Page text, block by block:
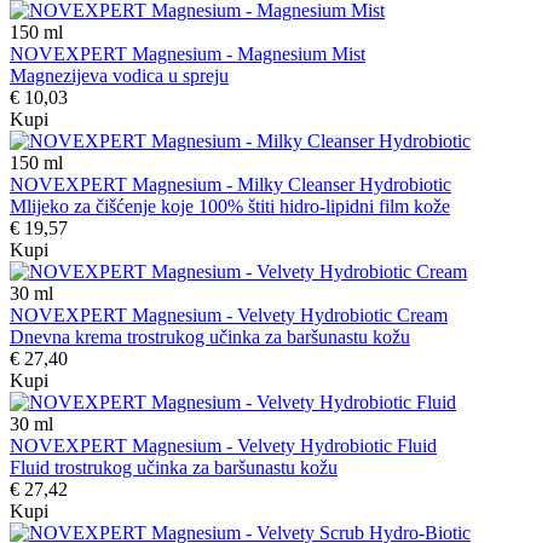
150 ml
NOVEXPERT Magnesium - Magnesium Mist
Magnezijeva vodica u spreju
€ 10,03
Kupi
150 ml
NOVEXPERT Magnesium - Milky Cleanser Hydrobiotic
Mlijeko za čišćenje koje 100% štiti hidro-lipidni film kože
€ 19,57
Kupi
30 ml
NOVEXPERT Magnesium - Velvety Hydrobiotic Cream
Dnevna krema trostrukog učinka za baršunastu kožu
€ 27,40
Kupi
30 ml
NOVEXPERT Magnesium - Velvety Hydrobiotic Fluid
Fluid trostrukog učinka za baršunastu kožu
€ 27,42
Kupi